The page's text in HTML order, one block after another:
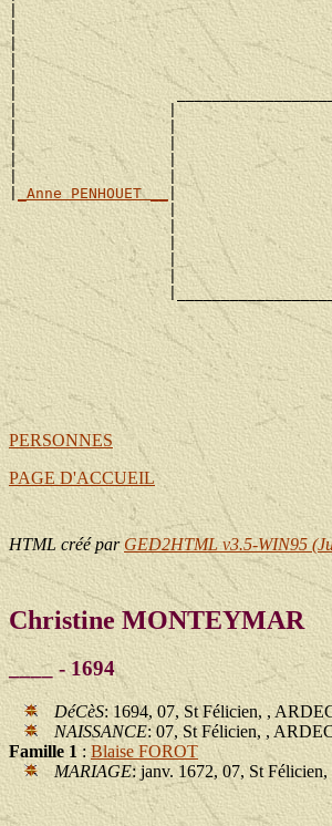
|
|
|
|                                     |
|                                     |
|
|                 |                   |
|                 |                   |
|                 |
|                 |
|                 |
| _Anne PENHOUET __ |
|
|
|
|
|
PERSONNES
PAGE D'ACCUEIL
HTML créé par GED2HTML v3.5-WIN95
Christine MONTEYMAR
____ - 1694
DéCèS: 1694, 07, St Félicien, ,
NAISSANCE: 07, St Félicien, ,
Famille 1:Blaise FOROT
MARIAGE: janv. 1672, 07, St